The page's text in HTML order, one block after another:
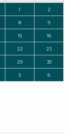
1 2
8 9
15 16
22 23
29 30
5 6